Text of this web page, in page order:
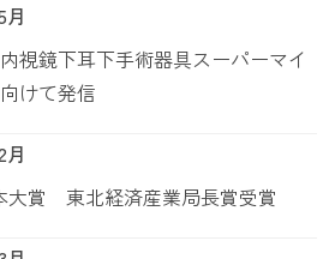
視鏡下耳下手術器具スーパーマイ
けて発信
大賞 東北経済産業局長賞受賞